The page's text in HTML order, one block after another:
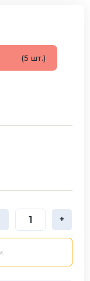
(5 шт.)
+